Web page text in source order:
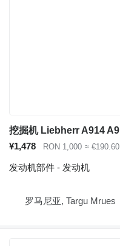
¥1,478 RON 1,000 ≈ €190.60
发动机部件 - 发动机
罗马尼亚, Targu Mrues